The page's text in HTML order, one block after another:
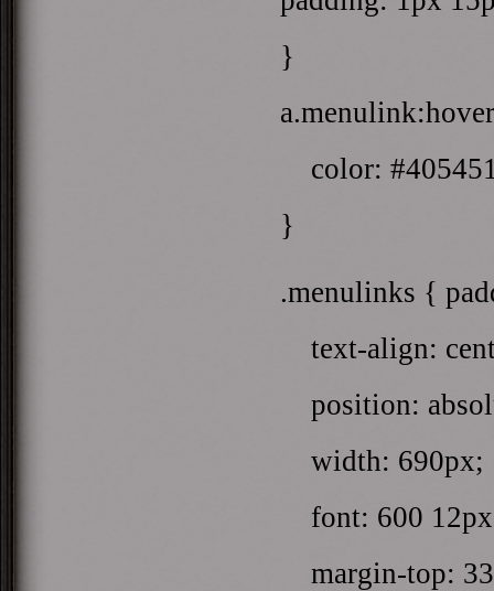
}
color:
}
.menulinks {
text-align:
position:
width: 690px;
font: 600
margin-top: